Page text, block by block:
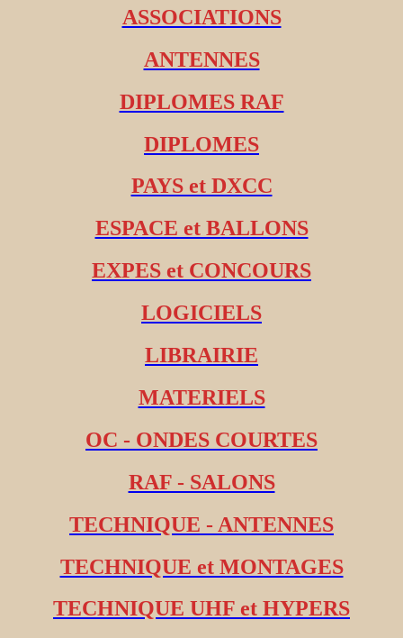
ASSOCIATIONS
ANTENNES
DIPLOMES RAF
DIPLOMES
PAYS et DXCC
ESPACE et BALLONS
EXPES et CONCOURS
LOGICIELS
LIBRAIRIE
MATERIELS
OC - ONDES COURTES
RAF - SALONS
TECHNIQUE - ANTENNES
TECHNIQUE et MONTAGES
TECHNIQUE UHF et HYPERS